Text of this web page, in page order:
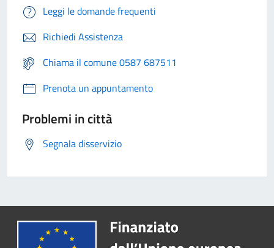
Leggi le domande frequenti
Richiedi Assistenza
Chiama il comune 0587 687511
Prenota un appuntamento
Problemi in città
Segnala disservizio